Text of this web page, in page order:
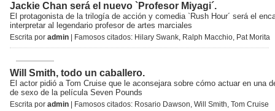
Jackie Chan será el nuevo `Profesor Miyagi´.
El protagonista de la trilogía de acción y comedia `Rush Hour´ será el
interpretar al legendario profesor de artes marciales
Escrita por admin | Famosos citados: Hilary Swank, Ralph Macchio, Pat Morita
Will Smith, todo un caballero.
El actor pidió a Tom Cruise que le aconsejara sobre cómo actuar en una
de sexo de la película Seven Pounds
Escrita por admin | Famosos citados: Rosario Dawson, Will Smith, Tom Cruise